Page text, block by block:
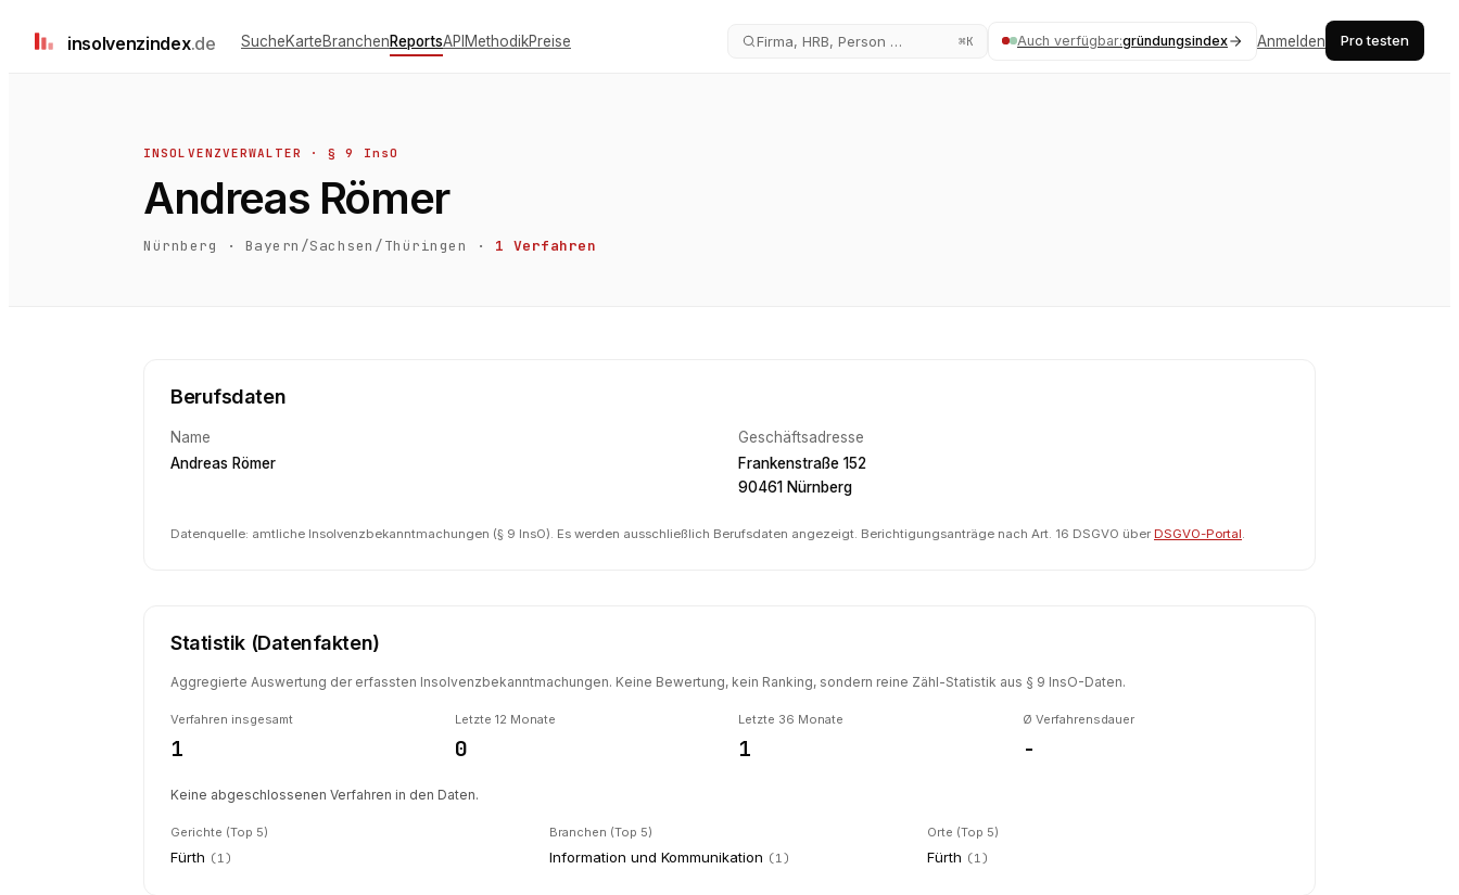
insolvenzindex.de SucheKarteBranchenReportsAPIMethodikPreise Firma, HRB, Person … ⌘K Auch verfügbar:gründungsindex Anmelden Pro testen
INSOLVENZVERWALTER · § 9 InsO
Andreas Römer
Nürnberg · Bayern/Sachsen/Thüringen · 1 Verfahren
Berufsdaten
Name
Andreas Römer
Geschäftsadresse
Frankenstraße 152
90461 Nürnberg
Datenquelle: amtliche Insolvenzbekanntmachungen (§ 9 InsO). Es werden ausschließlich Berufsdaten angezeigt. Berichtigungsanträge nach Art. 16 DSGVO über DSGVO-Portal.
Statistik (Datenfakten)
Aggregierte Auswertung der erfassten Insolvenzbekanntmachungen. Keine Bewertung, kein Ranking, sondern reine Zähl-Statistik aus § 9 InsO-Daten.
Verfahren insgesamt
1
Letzte 12 Monate
0
Letzte 36 Monate
1
Ø Verfahrensdauer
-
Keine abgeschlossenen Verfahren in den Daten.
Gerichte (Top 5)
Fürth (1)
Branchen (Top 5)
Information und Kommunikation (1)
Orte (Top 5)
Fürth (1)